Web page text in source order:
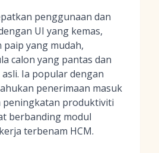
penggunaan dan
UI yang kemas,
yang mudah,
calon yang pantas dan
Ia popular dengan
penerimaan masuk
peningkatan produktiviti
berbanding modul
terbenam HCM.